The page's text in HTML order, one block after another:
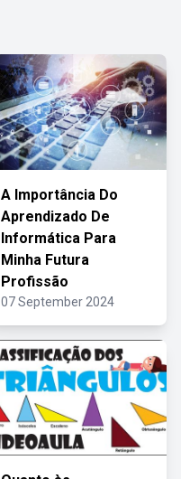
A Importância Do
Aprendizado De
Informática Para
Minha Futura
Profissão
07 September 2024